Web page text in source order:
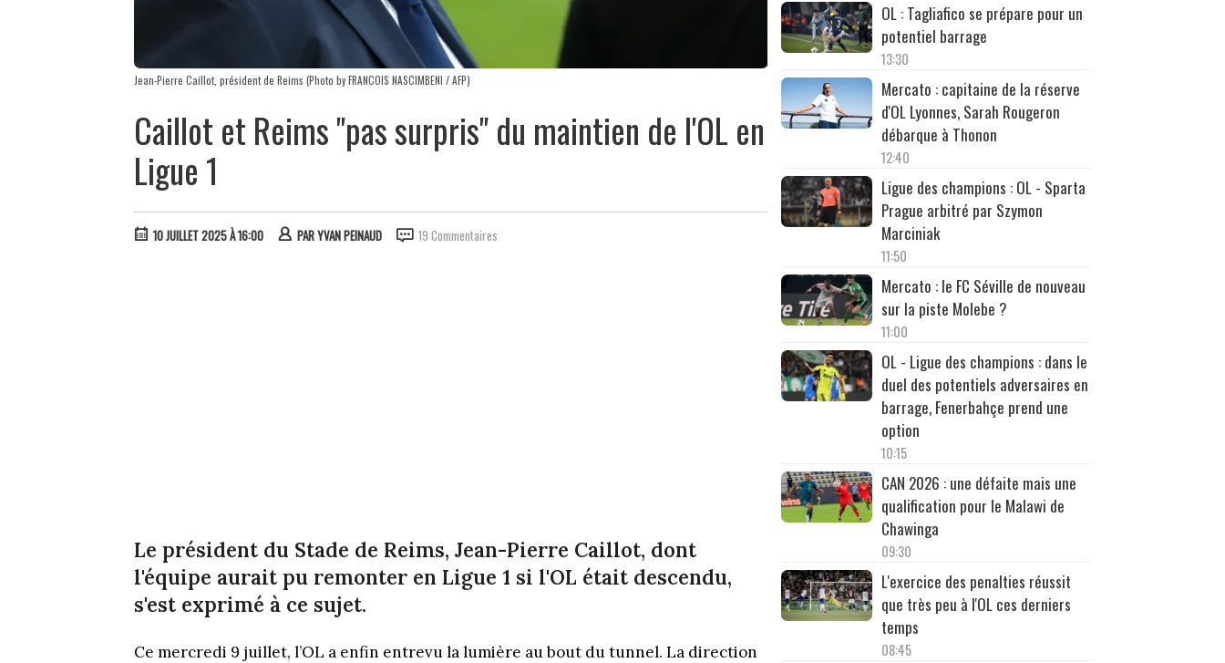
Jean-Pierre Caillot, président de Reims (Photo by FRANCOIS NASCIMBENI / AFP)
Caillot et Reims "pas surpris" du maintien de l'OL en
Ligue 1
10 JUILLET 2025 À 16:00 PARYVAN PEINAUD 19 Commentaires
Le président du Stade de Reims, Jean-Pierre Caillot, dont
l'équipe aurait pu remonter en Ligue 1 si l'OL était descendu,
s'est exprimé à ce sujet.
Ce mercredi 9 juillet, l’OL a enfin entrevu la lumière au bout du tunnel. La direction
OL : Tagliafico se prépare pour un
potentiel barrage
13:30
Mercato : capitaine de la réserve
d'OL Lyonnes, Sarah Rougeron
débarque à Thonon
12:40
Ligue des champions : OL - Sparta
Prague arbitré par Szymon
Marciniak
11:50
Mercato : le FC Séville de nouveau
sur la piste Molebe ?
11:00
OL - Ligue des champions : dans le
duel des potentiels adversaires en
barrage, Fenerbahçe prend une
option
10:15
CAN 2026 : une défaite mais une
qualification pour le Malawi de
Chawinga
09:30
L'exercice des penalties réussit
que très peu à l'OL ces derniers
temps
08:45